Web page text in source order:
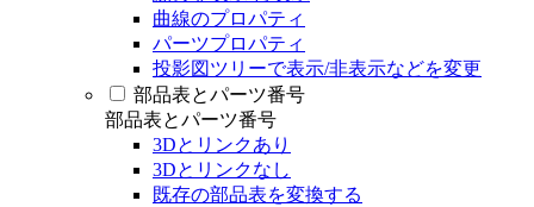
曲線のプロパティ
パーツプロパティ
投影図ツリーで表示/非表示などを変更
部品表とパーツ番号
部品表とパーツ番号
3Dとリンクあり
3Dとリンクなし
既存の部品表を変換する